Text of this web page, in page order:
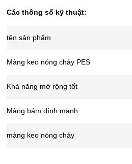
Các thông số kỹ thuật:
tên sản phẩm
Màng keo nóng chảy PES
Khả năng mở rộng tốt
Màng bám dính mạnh
màng keo nóng chảy